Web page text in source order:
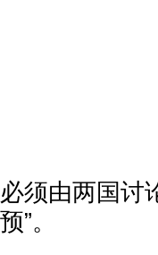
必须由两国讨
预”。